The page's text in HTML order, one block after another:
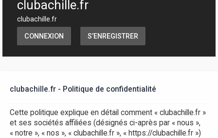
clubachille.fr
clubachille.fr
CONNEXION S’ENREGISTRER
clubachille.fr - Politique de confidentialité
Cette politique explique en détail comment « clubachille.fr »
et ses sociétés affiliées (désignés ci-après par « nous »,
« notre », « nos », « clubachille.fr », « https://clubachille.fr »)